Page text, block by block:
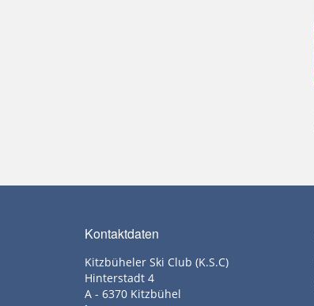
Kontaktdaten
Kitzbüheler Ski Club (K.S.C)
Hinterstadt 4
A - 6370 Kitzbühel